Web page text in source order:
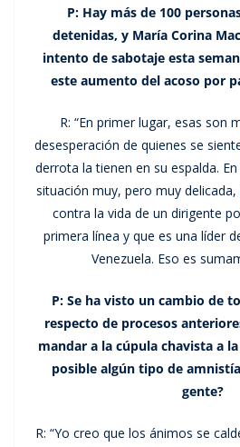
P: Hay más de 100
detenidas, y María Corina
intento de sabotaje esta
este aumento del acoso por
R: “En primer lugar, esas son
desesperación de quienes se
derrota la tienen en su espalda.
situación muy, pero muy
contra la vida de un dirigente
primera línea y que es una líder
Venezuela. Eso es
P: Se ha visto un cambio de
respecto de procesos
mandar a la cúpula chavista a
posible algún tipo de
gente?
R: “Yo creo que los ánimos se